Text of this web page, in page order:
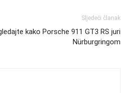
Sljedeći članak
kako Porsche 911 GT3 RS juri
Nürburgringom